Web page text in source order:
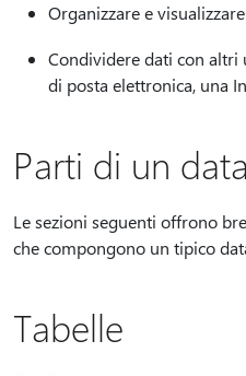
Organizzare e
Condividere dati con
di posta elettronica, una
Parti di un
Le sezioni seguenti offrono
che compongono un tipico
Tabelle